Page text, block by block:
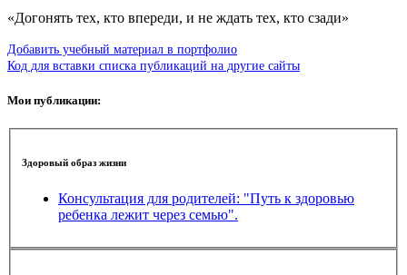
«Догонять тех, кто впереди, и не ждать тех, кто сзади»
Добавить учебный материал в портфолио
Код для вставки списка публикаций на другие сайты
Мои публикации:
Здоровый образ жизни
Консультация для родителей: "Путь к здоровью
ребенка лежит через семью".